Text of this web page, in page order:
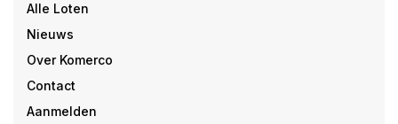
Alle Loten
Nieuws
Over Komerco
Contact
Aanmelden